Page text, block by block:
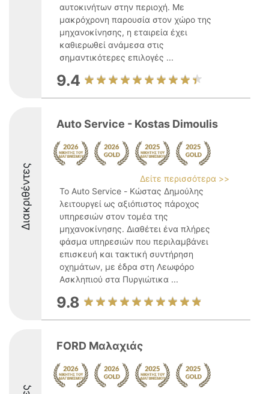
αυτοκινήτων στην περιοχή. Με
μακρόχρονη παρουσία στον χώρο της
μηχανοκίνησης, η εταιρεία έχει
καθιερωθεί ανάμεσα στις
σημαντικότερες επιλογές ...
9.4
Διακριθέντες
Auto Service - Kostas Dimoulis
Δείτε περισσότερα >>
Το Auto Service - Κώστας Δημούλης
λειτουργεί ως αξιόπιστος πάροχος
υπηρεσιών στον τομέα της
μηχανοκίνησης. Διαθέτει ένα πλήρες
φάσμα υπηρεσιών που περιλαμβάνει
επισκευή και τακτική συντήρηση
οχημάτων, με έδρα στη Λεωφόρο
Ασκληπιού στα Πυργιώτικα ...
9.8
FORD Μαλαχιάς